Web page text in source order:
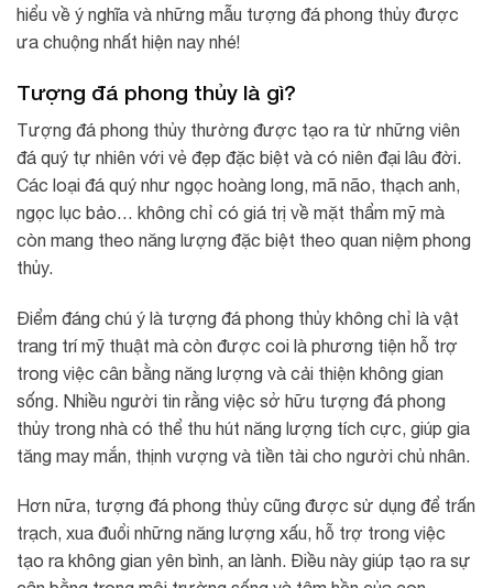
hiểu về ý nghĩa và những mẫu tượng đá phong thủy được
ưa chuộng nhất hiện nay nhé!
Tượng đá phong thủy là gì?
Tượng đá phong thủy thường được tạo ra từ những viên
đá quý tự nhiên với vẻ đẹp đặc biệt và có niên đại lâu đời.
Các loại đá quý như ngọc hoàng long, mã não, thạch anh,
ngọc lục bảo… không chỉ có giá trị về mặt thẩm mỹ mà
còn mang theo năng lượng đặc biệt theo quan niệm phong
thủy.
Điểm đáng chú ý là tượng đá phong thủy không chỉ là vật
trang trí mỹ thuật mà còn được coi là phương tiện hỗ trợ
trong việc cân bằng năng lượng và cải thiện không gian
sống. Nhiều người tin rằng việc sở hữu tượng đá phong
thủy trong nhà có thể thu hút năng lượng tích cực, giúp gia
tăng may mắn, thịnh vượng và tiền tài cho người chủ nhân.
Hơn nữa, tượng đá phong thủy cũng được sử dụng để trấn
trạch, xua đuổi những năng lượng xấu, hỗ trợ trong việc
tạo ra không gian yên bình, an lành. Điều này giúp tạo ra sự